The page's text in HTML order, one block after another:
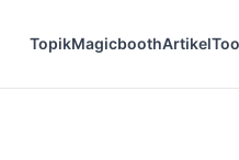
TopikMagicboothArtikel